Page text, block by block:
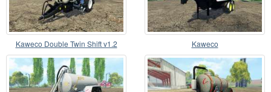
Kaweco Double Twin Shift v1.2 Kaweco